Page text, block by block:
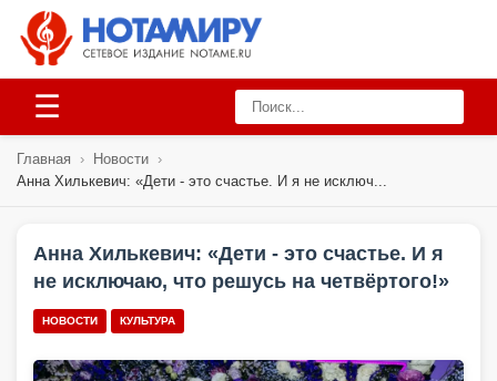
☰
Главная › Новости ›
Анна Хилькевич: «Дети - это счастье. И я не исключ...
Анна Хилькевич: «Дети - это счастье. И я
не исключаю, что решусь на четвёртого!»
НОВОСТИ КУЛЬТУРА